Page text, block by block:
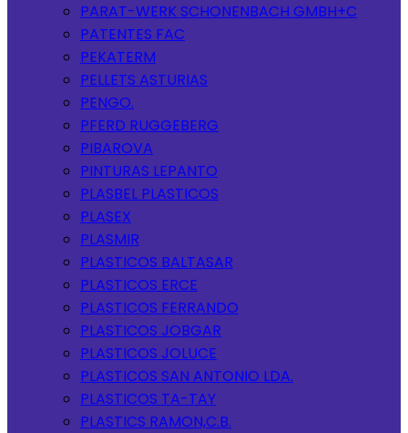
PARAT-WERK SCHONENBACH GMBH+C
PATENTES FAC
PEKATERM
PELLETS ASTURIAS
PENGO.
PFERD RUGGEBERG
PIBAROVA
PINTURAS LEPANTO
PLASBEL PLASTICOS
PLASEX
PLASMIR
PLASTICOS BALTASAR
PLASTICOS ERCE
PLASTICOS FERRANDO
PLASTICOS JOBGAR
PLASTICOS JOLUCE
PLASTICOS SAN ANTONIO LDA.
PLASTICOS TA-TAY
PLASTICS RAMON,C.B.